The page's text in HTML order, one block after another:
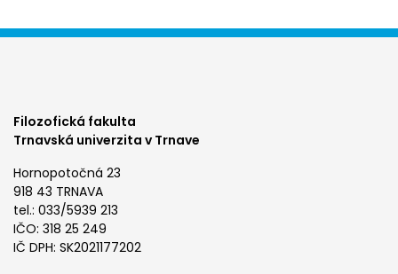
Filozofická fakulta
Trnavská univerzita v Trnave
Hornopotočná 23
918 43 TRNAVA
tel.: 033/5939 213
IČO: 318 25 249
IČ DPH: SK2021177202